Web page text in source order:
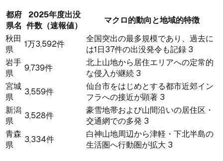
都府
県名
2025年度出没
件数（速報値）
マクロ的動向と地域的特徴
秋田
県
1万3,592件
全国突出の最多規模であり、過去に
は1日37件の出没発令も記録 3
岩手
県
9,739件
北上山地から居住エリアへの定常的
な侵入が継続 3
宮城
県
3,559件
仙台市をはじめとする都市近郊イン
フラへの接近が顕著 3
新潟
県
3,528件
豪雪地帯および山間沿いの居住区・
交通網での多発 3
青森
県
3,334件
白神山地周辺から津軽・下北半島の
生活圏へ行動圏が拡大 3